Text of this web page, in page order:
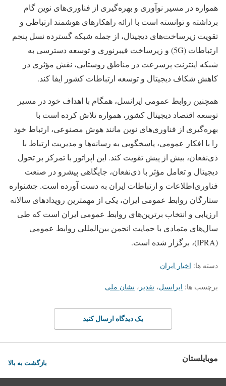
همواره در مسیر نوآوری و بهره‌گیری از فناوری‌های نوین گام
برداشته و توانسته است با ارائه راهکارهای هوشمند ارتباطی و
تقویت زیرساخت‌های دیجیتال، از جمله شبکه گسترده نسل پنجم
ارتباطات (5G) و زیرساخت فیبرنوری و توسعه دسترسی به
شبکه اینترنت پرسرعت در مناطق روستایی، نقش مؤثری در
کاهش شکاف دیجیتال و توسعه ارتباطات کشور ایفا کند.
همچنین روابط‌ عمومی ایرانسل، همگام با اهداف خود در مسیر
توسعه اقتصاد دیجیتال کشور، همواره تلاش کرده است با
بهره‌گیری از فناوری‌های نوین مانند هوش مصنوعی، ارتباط خود
را با افکار عمومی، پاسخگویی به رسانه‌ها و مدیریت ارتباط با
ذی‌نفعان، بیش از پیش تقویت کند. این اپراتور با تمرکز بر تحول
دیجیتال و تعامل مؤثر با ذی‌نفعان، جایگاهی پیشرو در صنعت
فناوری‌اطلاعات و ارتباطات ایران به دست آورده است. جشنواره
ستارگان روابط عمومی ایران، یکی از مهمترین رویدادهای سالانه
ارزیابی و انتخاب برترین‌های روابط عمومی ایران است که طی
سال‌های متمادی با حمایت انجمن بین‌المللی روابط عمومی
(IPRA)، برگزار شده است.
دسته ها: اخبار ایران
برچسب ها: ایرانسل، تقدیر ، نشان ملی
یک دیدگاه ارسال کنید
موبایلستان بازگشت به بالا